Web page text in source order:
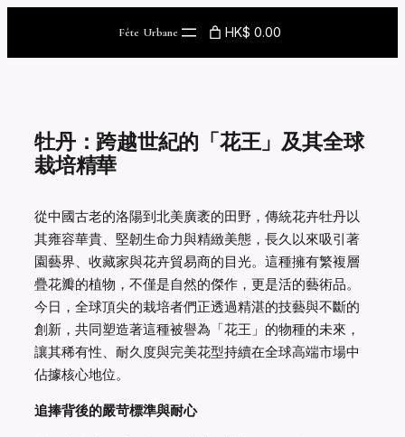
content
Fête Urbane HK$ 0.00
牡丹：跨越世紀的「花王」及其全球
栽培精華
從中國古老的洛陽到北美廣袤的田野，傳統花卉牡丹以
其雍容華貴、堅韌生命力與精緻美態，長久以來吸引著
園藝界、收藏家與花卉貿易商的目光。這種擁有繁複層
疊花瓣的植物，不僅是自然的傑作，更是活的藝術品。
今日，全球頂尖的栽培者們正透過精湛的技藝與不斷的
創新，共同塑造著這種被譽為「花王」的物種的未來，
讓其稀有性、耐久度與完美花型持續在全球高端市場中
佔據核心地位。
追捧背後的嚴苛標準與耐心